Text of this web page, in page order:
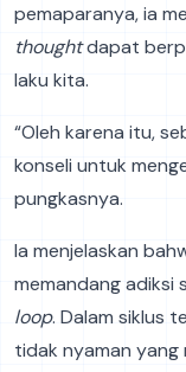
pemaparanya, ia
thoughtdapat
laku kita.
“Oleh karena itu,
konseli untuk
pungkasnya.
Ia menjelaskan
memandang adiksi
loop. Dalam siklus
tidak nyaman yang